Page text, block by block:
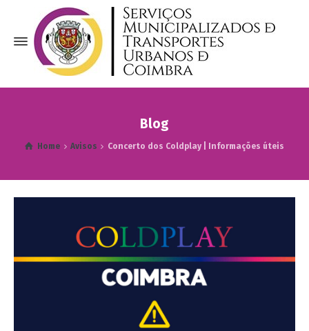
Blog
Home Avisos Concerto dos Coldplay | Informações úteis